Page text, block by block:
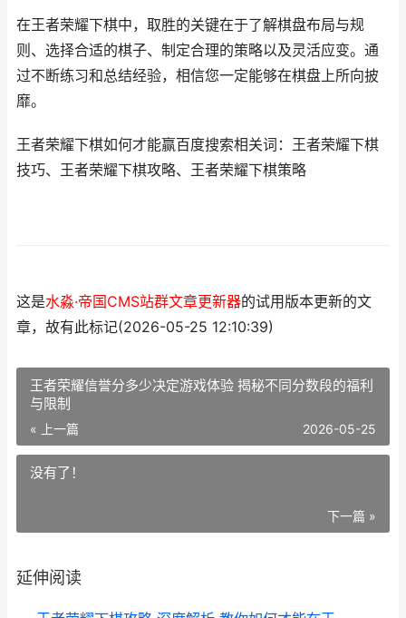
在王者荣耀下棋中，取胜的关键在于了解棋盘布局与规
则、选择合适的棋子、制定合理的策略以及灵活应变。通
过不断练习和总结经验，相信您一定能够在棋盘上所向披
靡。
王者荣耀下棋如何才能赢百度搜索相关词：王者荣耀下棋
技巧、王者荣耀下棋攻略、王者荣耀下棋策略
这是水淼·帝国CMS站群文章更新器的试用版本更新的文
章，故有此标记(2026-05-25 12:10:39)
王者荣耀信誉分多少决定游戏体验 揭秘不同分数段的福利
与限制
« 上一篇 2026-05-25
没有了！
下一篇 »
延伸阅读